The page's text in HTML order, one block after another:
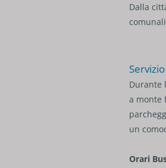
Dalla
Durante
a monte
un
Orari